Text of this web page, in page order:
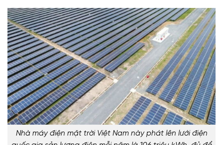
Nhà máy điện mặt trời Việt Nam này phát lên lưới điện